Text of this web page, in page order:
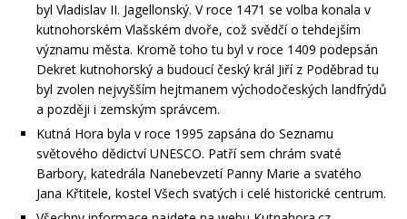
byl Vladislav II. Jagellonský. V roce 1471 se volba konala v
kutnohorském Vlašském dvoře, což svědčí o tehdejším
významu města. Kromě toho tu byl v roce 1409 podepsán
Dekret kutnohorský a budoucí český král Jiří z Poděbrad tu
byl zvolen nejvyšším hejtmanem východočeských landfrýdů
a později i zemským správcem.
Kutná Hora byla v roce 1995 zapsána do Seznamu
světového dědictví UNESCO. Patří sem chrám svaté
Barbory, katedrála Nanebevzetí Panny Marie a svatého
Jana Křtitele, kostel Všech svatých i celé historické centrum.